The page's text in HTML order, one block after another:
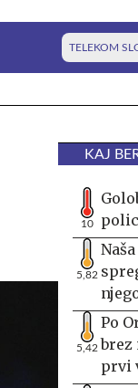
TELEKOM
KAJ
10
5,82
5,42
Po
brez
prvi